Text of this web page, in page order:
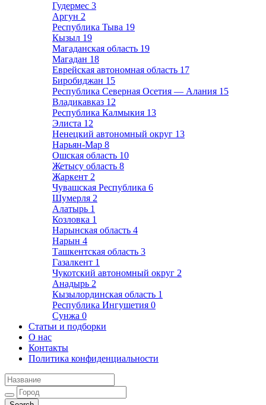
Гудермес 3
Аргун 2
Республика Тыва 19
Кызыл 19
Магаданская область 19
Магадан 18
Еврейская автономная область 17
Биробиджан 15
Республика Северная Осетия — Алания 15
Владикавказ 12
Республика Калмыкия 13
Элиста 12
Ненецкий автономный округ 13
Нарьян-Мар 8
Ошская область 10
Жетысу область 8
Жаркент 2
Чувашская Республика 6
Шумерля 2
Алатырь 1
Козловка 1
Нарынская область 4
Нарын 4
Ташкентская область 3
Газалкент 1
Чукотский автономный округ 2
Анадырь 2
Кызылординская область 1
Республика Ингушетия 0
Сунжа 0
Статьи и подборки
О нас
Контакты
Политика конфиденциальности